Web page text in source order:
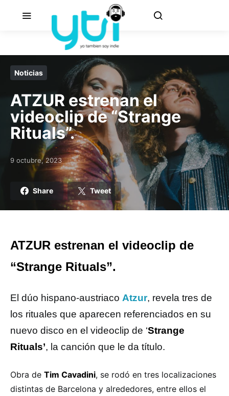
Noticias
ATZUR estrenan el
videoclip de “Strange
Rituals”.
Posted on
9 octubre, 2023
Share Tweet
ATZUR estrenan el videoclip de
“Strange Rituals”.
El dúo hispano-austriaco Atzur, revela tres de
los rituales que aparecen referenciados en su
nuevo disco en el videoclip de ‘Strange
Rituals’, la canción que le da título.
Obra de Tim Cavadini, se rodó en tres localizaciones
distintas de Barcelona y alrededores, entre ellos el